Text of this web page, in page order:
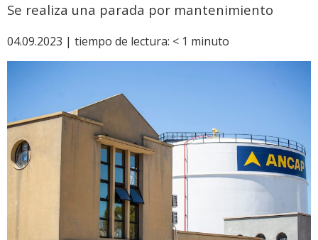
Se realiza una parada por mantenimiento
04.09.2023 | tiempo de lectura: < 1 minuto